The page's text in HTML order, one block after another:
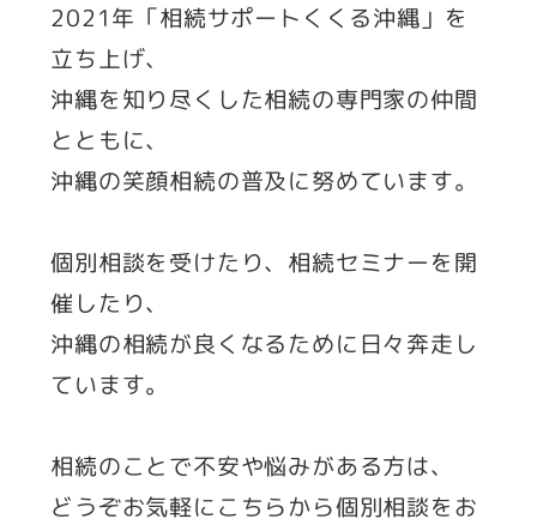
2021年「相続サポートくくる沖縄」を
立ち上げ、
沖縄を知り尽くした相続の専門家の仲間
とともに、
沖縄の笑顔相続の普及に努めています。
個別相談を受けたり、相続セミナーを開
催したり、
沖縄の相続が良くなるために日々奔走し
ています。
相続のことで不安や悩みがある方は、
どうぞお気軽にこちらから個別相談をお